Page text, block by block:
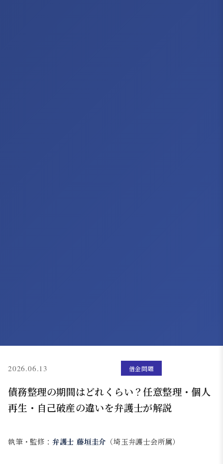
2026.06.13 借金問題
債務整理の期間はどれくらい？任意整理・個人
再生・自己破産の違いを弁護士が解説
執筆・監修： 弁護士 藤垣圭介 （埼玉弁護士会所属）